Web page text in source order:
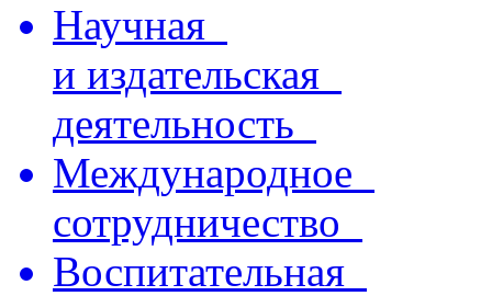
Научная
и издательская
деятельность
Международное
сотрудничество
Воспитательная